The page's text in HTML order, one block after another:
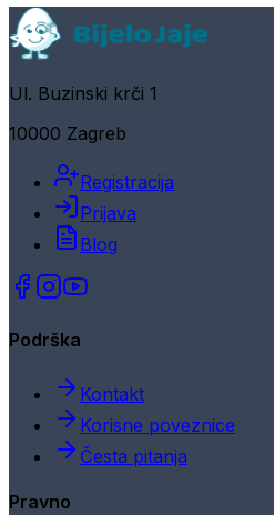
Ul. Buzinski krči 1
10000 Zagreb
Registracija
Prijava
Blog
Podrška
Kontakt
Korisne poveznice
Česta pitanja
Pravno